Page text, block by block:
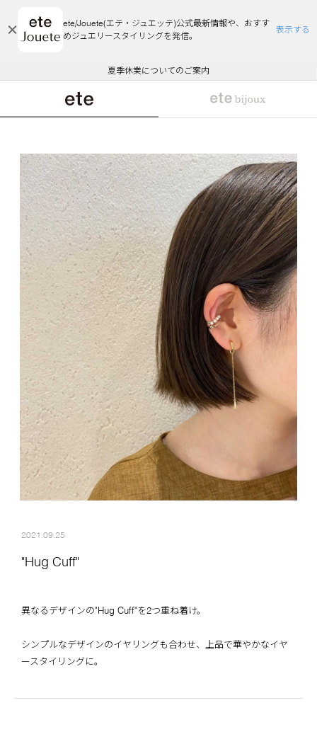
ete/Jouete(エテ・ジュエッテ)公式最新情報や、おすす
めジュエリースタイリングを発信。
表示する
エコラッピング及びエコポイント付与のご案内
ご注文いただいたお品物のお届け状況について
夏季休業についてのご案内
WEB Limited Items >>
採用のご案内
悪質な偽サイトにご注意ください
エコラッピング及びエコポイント付与のご案内
ご注文いただいたお品物のお届け状況について
2021.09.25
"Hug Cuff"
異なるデザインの"Hug Cuff"を2つ重ね着け。
シンプルなデザインのイヤリングも合わせ、上品で華やかなイヤ
ースタイリングに。